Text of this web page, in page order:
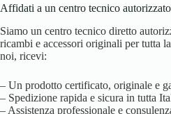
Affidati a un centro tecnico
Siamo un centro tecnico diretto
ricambi e accessori originali per tutta
noi, ricevi:
– Un prodotto certificato, originale e
– Spedizione rapida e sicura in tutta
– Assistenza professionale e